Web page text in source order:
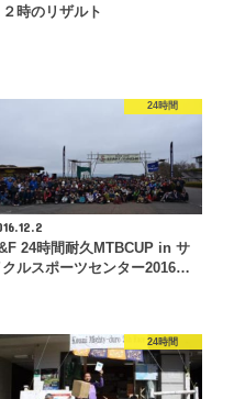
２時のリザルト
24時間
24時間耐久MTBCUP in サ
クルスポーツセンター2016…
24時間